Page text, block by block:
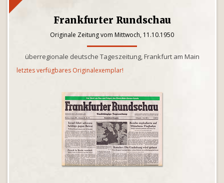
Frankfurter Rundschau
Originale Zeitung vom Mittwoch, 11.10.1950
überregionale deutsche Tageszeitung, Frankfurt am Main
letztes verfügbares Originalexemplar!